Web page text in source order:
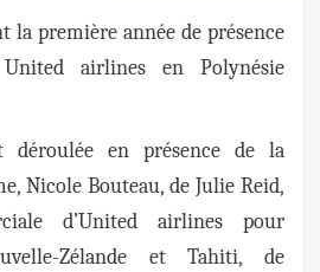
la première année de présence
airlines en Polynésie
déroulée en présence de la
Nicole Bouteau, de Julie Reid,
d’United airlines pour
Zélande et Tahiti, de